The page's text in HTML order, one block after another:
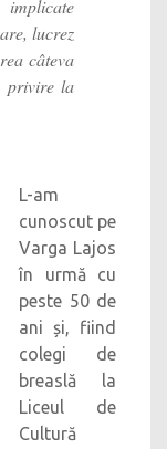
lucrez
câteva
privire la
L-am
cunoscut pe
Varga Lajos
în urmă cu
peste 50 de
ani și, fiind
colegi de
breaslă la
Liceul de
Cultură